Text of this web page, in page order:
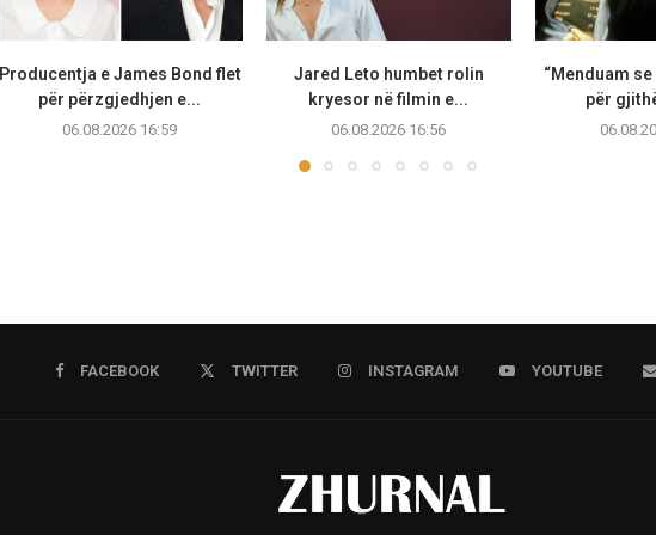
Producentja e James Bond flet
për përzgjedhjen e...
06.08.2026 16:59
Jared Leto humbet rolin
kryesor në filmin e...
06.08.2026 16:56
“Menduam
për
FACEBOOK TWITTER INSTAGRAM YOUTUBE